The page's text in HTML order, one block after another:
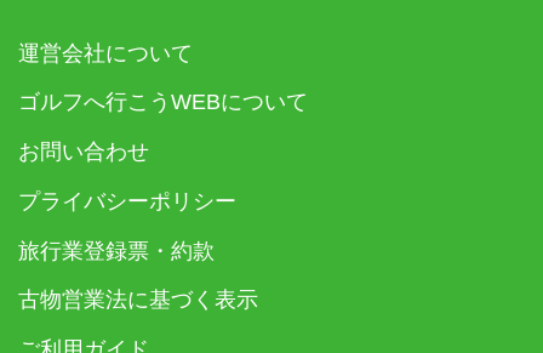
運営会社について
ゴルフへ行こうWEBについて
お問い合わせ
プライバシーポリシー
旅行業登録票・約款
古物営業法に基づく表示